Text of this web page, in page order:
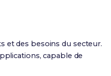
et des besoins du secteur.
capable de